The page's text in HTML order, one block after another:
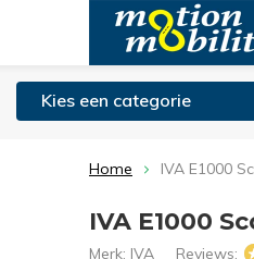
Kies een categorie
Home IVA E1000
IVA E1000
Merk: IVA Reviews: